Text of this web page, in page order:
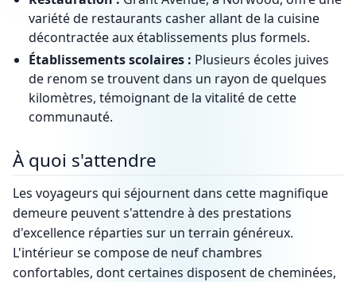
variété de restaurants casher allant de la cuisine
décontractée aux établissements plus formels.
Établissements scolaires : Plusieurs écoles juives
de renom se trouvent dans un rayon de quelques
kilomètres, témoignant de la vitalité de cette
communauté.
À quoi s'attendre
Les voyageurs qui séjournent dans cette magnifique
demeure peuvent s'attendre à des prestations
d'excellence réparties sur un terrain généreux.
L'intérieur se compose de neuf chambres
confortables, dont certaines disposent de cheminées,